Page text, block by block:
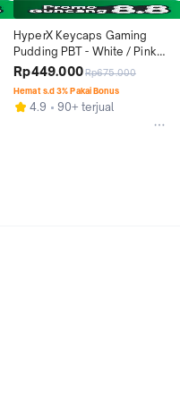
HyperX Keycaps Gaming
Pudding PBT - White / Pink
Keyboard Gaming Original
Promo Cicilan Murah
Rp449.000Rp675.000
Hemat s.d 3% Pakai Bonus
4.9 90+ terjual